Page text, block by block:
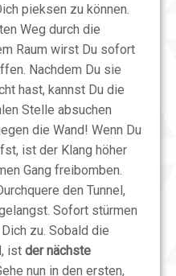
pieksen zu können.
Weg durch die
Raum wirst Du sofort
Nachdem Du sie
hast, kannst Du die
Stelle absuchen
die Wand! Wenn Du
ist der Klang höher
Gang freibomben.
den Tunnel,
Sofort stürmen
zu. Sobald die
ist der nächste
nun in den ersten,